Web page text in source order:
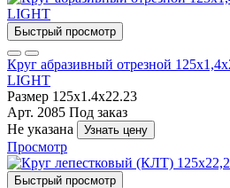
Быстрый просмотр
Круг абразивный отрезной
LIGHT
Размер 125x1.4x22.23
Арт. 2085 Под заказ
Не указана
Узнать цену
Просмотр
Быстрый просмотр